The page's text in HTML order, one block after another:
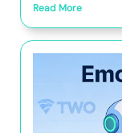
Read More